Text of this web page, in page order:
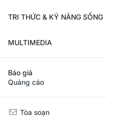
TRI THỨC & KỸ NĂNG SỐNG
MULTIMEDIA
Báo giá
Quảng cáo
Tòa soạn